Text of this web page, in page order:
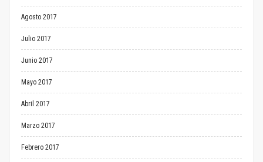
Agosto 2017
Julio 2017
Junio 2017
Mayo 2017
Abril 2017
Marzo 2017
Febrero 2017